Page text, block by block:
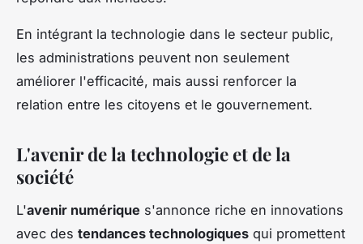
En intégrant la technologie dans le secteur public,
les administrations peuvent non seulement
améliorer l'efficacité, mais aussi renforcer la
relation entre les citoyens et le gouvernement.
L'avenir de la technologie et de la
société
L'avenir numérique s'annonce riche en innovations
avec des tendances technologiques qui promettent